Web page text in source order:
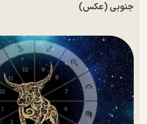
جنوبی (عکس)